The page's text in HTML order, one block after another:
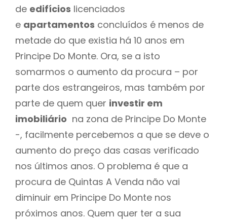
de edifícios licenciados
e apartamentos concluídos é menos de
metade do que existia há 10 anos em
Principe Do Monte. Ora, se a isto
somarmos o aumento da procura – por
parte dos estrangeiros, mas também por
parte de quem quer investir em
imobiliário na zona de Principe Do Monte
-, facilmente percebemos a que se deve o
aumento do preço das casas verificado
nos últimos anos. O problema é que a
procura de Quintas A Venda não vai
diminuir em Principe Do Monte nos
próximos anos. Quem quer ter a sua